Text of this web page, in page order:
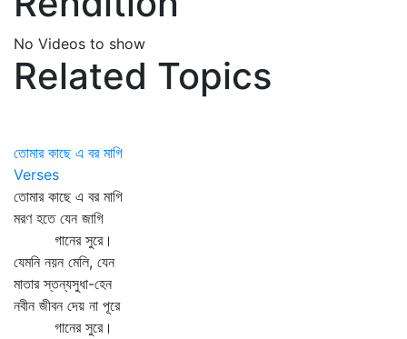
No Videos to show
Related Topics
তোমার কাছে এ বর মাগি
Verses
তোমার কাছে এ বর মাগি
মরণ হতে যেন জাগি
গানের সুরে।
যেমনি নয়ন মেলি, যেন
মাতার স্তন্যসুধা-হেন
নবীন জীবন দেয় না পূরে
গানের সুরে।